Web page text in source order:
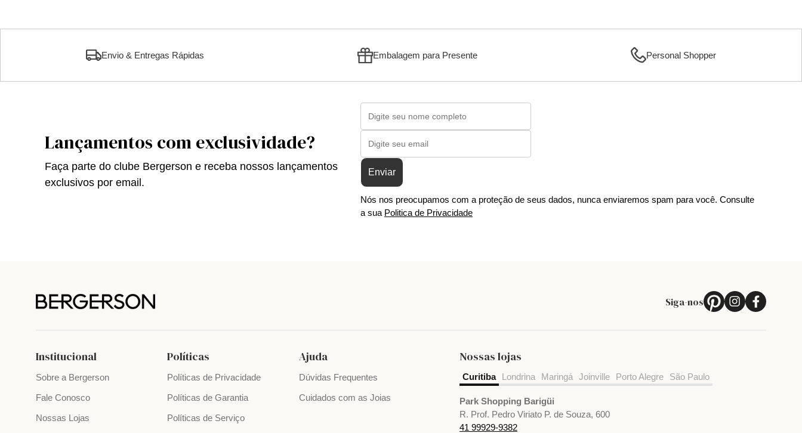
Envio & Entregas Rápidas Embalagem para Presente Personal Shopper
Lançamentos com exclusividade?
Faça parte do clube Bergerson e receba nossos lançamentos
exclusivos por email.
Enviar
Nós nos preocupamos com a proteção de seus dados, nunca enviaremos spam para você. Consulte
a sua Politica de Privacidade
Siga-nos
Institucional
Sobre a Bergerson
Fale Conosco
Nossas Lojas
Políticas
Políticas de Privacidade
Políticas de Garantia
Políticas de Serviço
Ajuda
Dúvidas Frequentes
Cuidados com as Joias
Nossas lojas
Curitiba Londrina Maringá Joinville Porto Alegre São Paulo
Park Shopping Barigüi
R. Prof. Pedro Viriato P. de Souza, 600
41 99929-9382